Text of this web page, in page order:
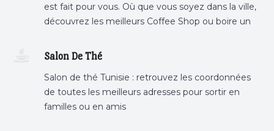
est fait pour vous. Où que vous soyez dans la ville,
découvrez les meilleurs Coffee Shop ou boire un
Salon De Thé
Salon de thé Tunisie : retrouvez les coordonnées
de toutes les meilleurs adresses pour sortir en
familles ou en amis